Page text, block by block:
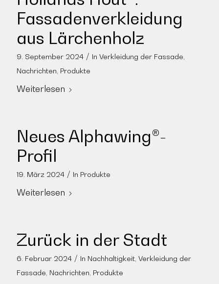
Fassadenverkleidung
aus Lärchenholz
9. September 2024 / In Verkleidung der Fassade
Nachrichten Produkte
Weiterlesen
Neues Alphawing®-
Profil
19. März 2024 / In Produkte
Weiterlesen
Zurück in der Stadt
6. Februar 2024 / In Nachhaltigkeit, Verkleidung der
Fassade Nachrichten Produkte